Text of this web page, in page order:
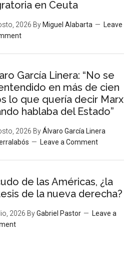
en Ceuta
2026 By Miguel Alabarta
Leave
García Linera: “No se
en más de cien
lo que quería decir Marx
hablaba del Estado”
2026 ByÁlvaro García Linera
Leave a Comment
de las Américas, ¿la
de la nueva derecha?
2026 ByGabriel Pastor
Leave a